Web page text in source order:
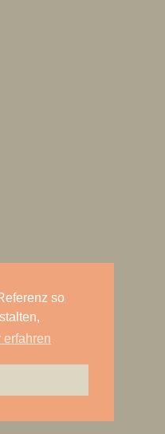
so
erfahren